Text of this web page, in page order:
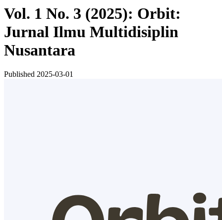
Vol. 1 No. 3 (2025): Orbit:
Jurnal Ilmu Multidisiplin
Nusantara
Published 2025-03-01